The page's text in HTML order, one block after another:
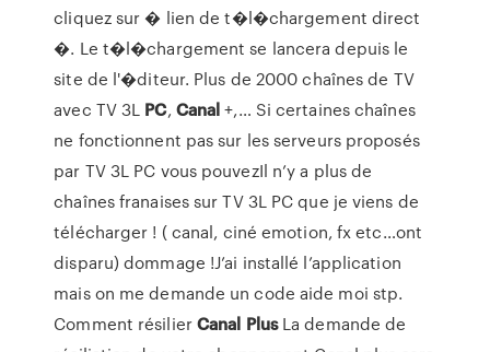
cliquez sur � lien de t�l�chargement direct
�. Le t�l�chargement se lancera depuis le
site de l'�diteur. Plus de 2000 chaînes de TV
avec TV 3L PC, Canal+,… Si certaines chaînes
ne fonctionnent pas sur les serveurs proposés
par TV 3L PC vous pouvezIl n’y a plus de
chaînes franaises sur TV 3L PC que je viens de
télécharger ! ( canal, ciné emotion, fx etc…ont
disparu) dommage !J’ai installé l’application
mais on me demande un code aide moi stp.
Comment résilierCanal PlusLa demande de